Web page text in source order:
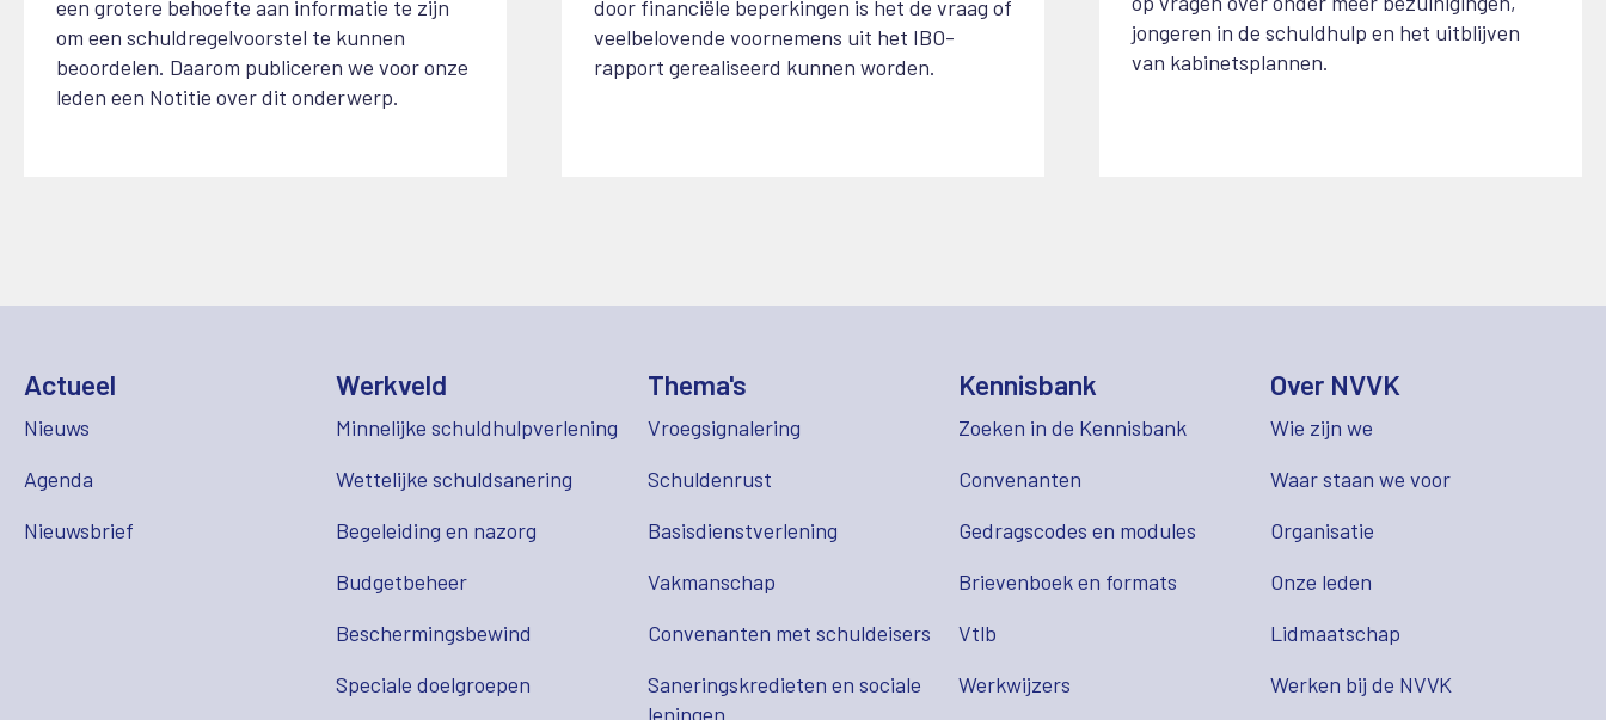
een grotere behoefte aan informatie te zijn
om een schuldregelvoorstel te kunnen
beoordelen. Daarom publiceren we voor onze
leden een Notitie over dit onderwerp.
door financiële beperkingen is het de vraag of
veelbelovende voornemens uit het IBO-
rapport gerealiseerd kunnen worden.
jongeren in de schuldhulp en het uitblijven
van kabinetsplannen.
Actueel
Nieuws
Agenda
Nieuwsbrief
Werkveld
Minnelijke schuldhulpverlening
Wettelijke schuldsanering
Begeleiding en nazorg
Budgetbeheer
Beschermingsbewind
Speciale doelgroepen
Thema's
Vroegsignalering
Schuldenrust
Basisdienstverlening
Vakmanschap
Convenanten met schuldeisers
Saneringskredieten en sociale
leningen
Kennisbank
Zoeken in de Kennisbank
Convenanten
Gedragscodes en modules
Brievenboek en formats
Vtlb
Werkwijzers
Over NVVK
Wie zijn we
Waar staan we voor
Organisatie
Onze leden
Lidmaatschap
Werken bij de NVVK